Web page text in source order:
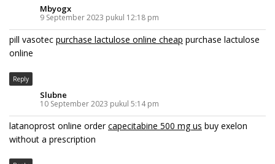
Mbyogx
9 September 2023 pukul 12:18 pm
pill vasotec purchase lactulose online cheap purchase lactulose
online
Reply
Slubne
10 September 2023 pukul 5:14 pm
latanoprost online ordercapecitabine 500 mg us buy exelon
without a prescription